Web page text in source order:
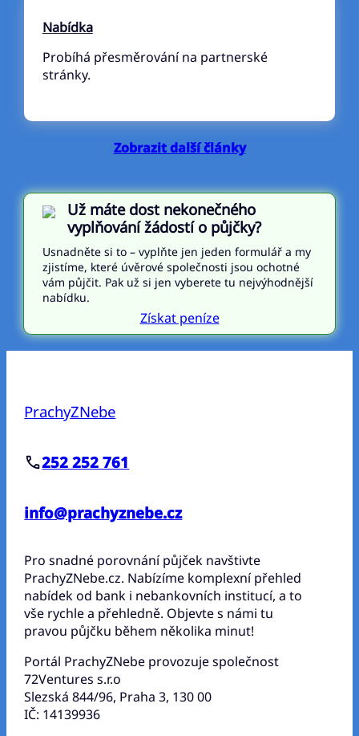
Nabídka
Probíhá přesměrování na partnerské
stránky.
Zobrazit další články
Už máte dost nekonečného
vyplňování žádostí o půjčky?
Usnadněte si to – vyplňte jen jeden formulář a my
zjistíme, které úvěrové společnosti jsou ochotné
vám půjčit. Pak už si jen vyberete tu nejvýhodnější
nabídku.
Získat peníze
PrachyZNebe
252 252 761
info@prachyznebe.cz
Pro snadné porovnání půjček navštivte
PrachyZNebe.cz. Nabízíme komplexní přehled
nabídek od bank i nebankovních institucí, a to
vše rychle a přehledně. Objevte s námi tu
pravou půjčku během několika minut!
Portál PrachyZNebe provozuje společnost
72Ventures s.r.o
Slezská 844/96, Praha 3, 130 00
IČ: 14139936